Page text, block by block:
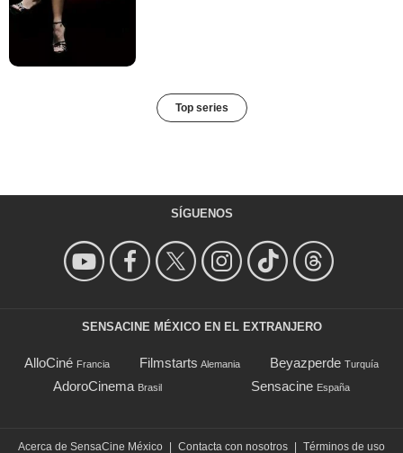
Top series
SÍGUENOS
SENSACINE MÉXICO EN EL EXTRANJERO
AlloCiné Francia Filmstarts Alemania Beyazperde Turquía
AdoroCinema Brasil Sensacine España
Acerca de SensaCine México Contacta con nosotros Términos de uso